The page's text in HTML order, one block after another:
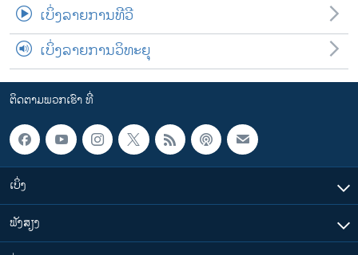
ເບິ່ງລາຍການທີວີ
ເບິ່ງລາຍການວິທະຍຸ
ຕິດຕາມພວກເຮົາ ທີ່
ເບິ່ງ
ຟັງສຽງ